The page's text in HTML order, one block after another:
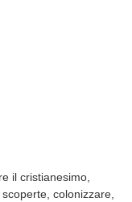
il cristianesimo,
colonizzare,